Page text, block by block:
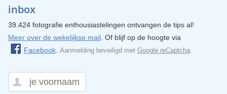
inbox
39.424 fotografie enthousiastelingen ontvangen de tips al!
Meer over de wekelijkse mail. Of blijf op de hoogte via
Facebook. Aanmelding beveiligd met Google reCaptcha.